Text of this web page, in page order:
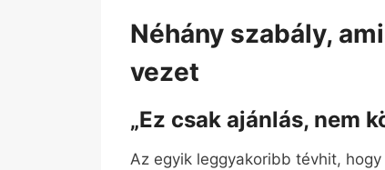
Néhány szabály,
vezet
„Ez csak ajánlás, nem
Az egyik leggyakoribb tévhit,